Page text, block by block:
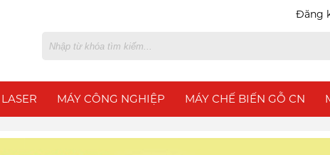
Đăng
MÁY CÔNG NGHIỆP MÁY CHẾ BIẾN GỖ CN